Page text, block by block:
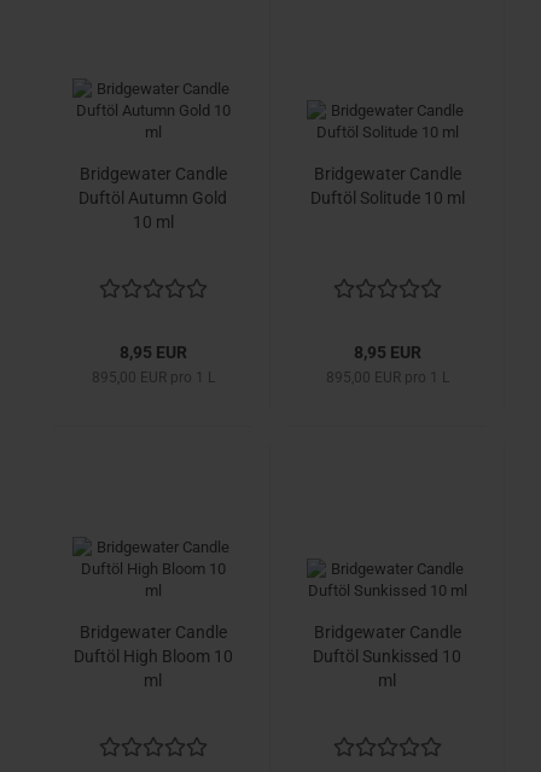
Bridgewater Candle
Duftöl Autumn Gold
10 ml
8,95 EUR
895,00 EUR pro 1 L
Bridgewater Candle
Duftöl Solitude 10 ml
8,95 EUR
895,00 EUR pro 1 L
Bridgewater Candle
Duftöl High Bloom 10
ml
Bridgewater Candle
Duftöl Sunkissed 10
ml